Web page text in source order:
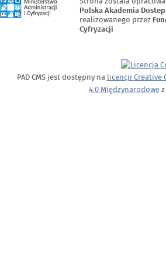
Polska Akademia
realizowanego przez
Cyfryzacji
PAD CMS jest dostępny na licencji Creative
4.0 Międzynarodowez